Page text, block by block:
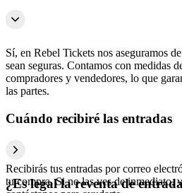
Sí, en Rebel Tickets nos aseguramos
sean seguras. Contamos con medidas
compradores y vendedores, lo que
las partes.
Cuándo recibiré las entradas
Recibirás tus entradas por correo
tu compra. Si no las ves de inmediato,
¿Es legal la reventa de